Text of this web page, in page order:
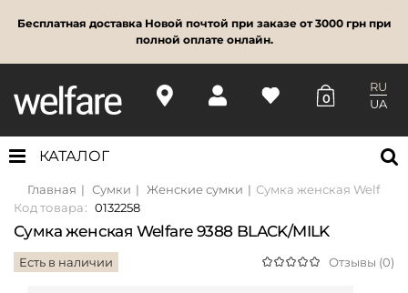
Бесплатная доставка Новой почтой при заказе от 3000 грн при
полной оплате онлайн.
0
RU
UA
КАТАЛОГ
Главная Сумки Женские сумки
Сумка женская Welfare
Код товара: 0132258
Сумка женская Welfare 9388 BLACK/MILK
Есть в наличии Отзывы (0)